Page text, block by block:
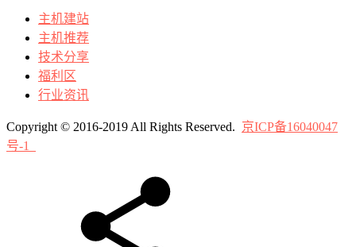
主机建站
主机推荐
技术分享
福利区
行业资讯
Copyright © 2016-2019 All Rights Reserved. 京ICP备16040047
号-1